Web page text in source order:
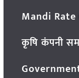
Mandi Rate
कृषि कंपनी